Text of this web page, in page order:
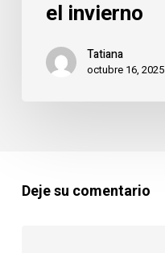
el invierno
Tatiana
octubre 16, 2025
Deje su comentario